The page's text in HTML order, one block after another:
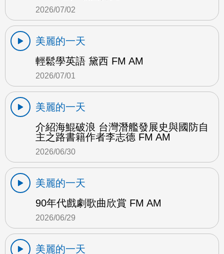
2026/07/02
美麗的一天
輕鬆學英語 黛西 FM AM
2026/07/01
美麗的一天
介紹海鯤破浪 台灣潛艦發展史與國防自
主之路書籍作者李志德 FM AM
2026/06/30
美麗的一天
90年代戲劇歌曲欣賞 FM AM
2026/06/29
美麗的一天